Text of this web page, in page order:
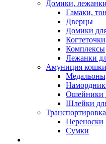
Домики,
Гамаки,
Дверцы
Домики
Когтеточки
Комплексы
Лежанки
Амуниция кошки
Ошейники
Шлейки
Переноски
Сумки